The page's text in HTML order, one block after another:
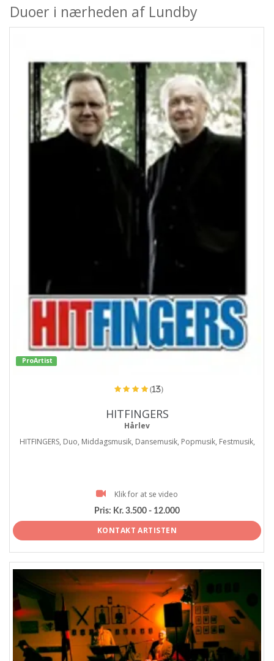
Duoer i nærheden af Lundby
ProArtist
(13)
HITFINGERS
Hårlev
HITFINGERS, Duo, Middagsmusik, Dansemusik, Popmusik, Festmusik,
Klik for at se video
Pris: Kr. 3.500 - 12.000
KONTAKT ARTISTEN